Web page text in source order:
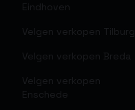
Eindhoven
Velgen verkopen Tilburg
Velgen verkopen Breda
Velgen verkopen
Enschede